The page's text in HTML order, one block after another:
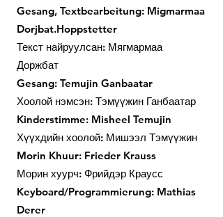
Gesang, Textbearbeitung: Migmarmaa
Dorjbat.Hoppstetter
Текст найруулсан: Мягмармаа
Доржбат
Gesang: Temujin Ganbaatar
Хоолой нэмсэн: Тэмүүжин Ганбаатар
Kinderstimme: Misheel Temujin
Хүүхдийн хоолой: Мишээл Тэмүүжин
Morin Khuur: Frieder Krauss
Морин хуурч: Фрийдэр Краусс
Keyboard/Programmierung: Mathias
Derer